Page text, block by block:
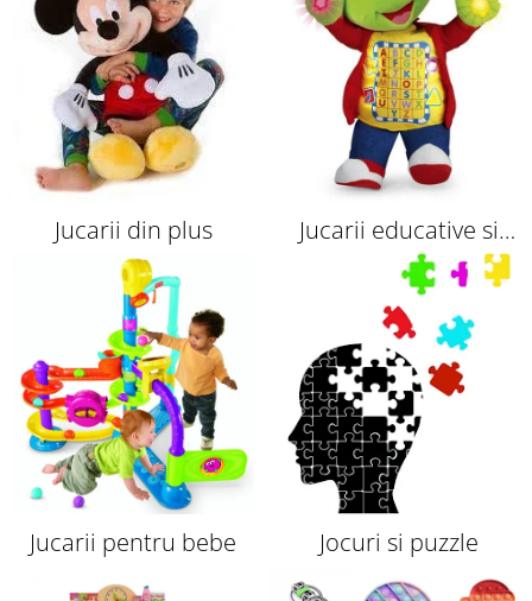
Jucarii din plus
Jucarii educative si
interactive
Jucarii pentru bebe Jocuri si puzzle